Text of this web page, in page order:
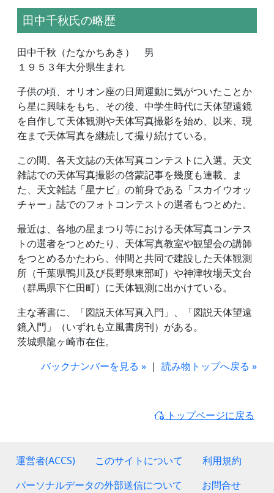
田中千秋氏の略歴
田中千秋（たなかちあき） 男
１９５３年大分県生まれ
子供の頃、オリオン座の日周運動に気がついたことか
ら星に興味をもち、その後、中学生時代に天体望遠鏡
を自作して天体観測や天体写真撮影を始め、以来、現
在まで天体写真を継続して撮り続けている。
この間、各天文誌の天体写真コンテストに入選。天文
雑誌での天体写真撮影の啓蒙記事を幾度も連載、ま
た、天文雑誌「星ナビ」の前身である「スカイウオッ
チャー」誌でのフォトコンテストの選者もつとめた。
最近は、各地の星まつり等における天体写真コンテス
トの選者をつとめたり、天体写真教室や観望会の講師
をつとめるかたわら、仲間と共同で建設した天体観測
所（千葉県鴨川及び長野県東部町）や神津牧場天文台
（群馬県下仁田町）に天体観測に出かけている。
主な著書に、「図説天体写真入門」、「図説天体望遠
鏡入門」（いずれも立風書房刊）がある。
茨城県龍ヶ崎市在住。
バックナンバーを見る » | 読み物トップへ戻る »
トップページに戻る
運営者(ACCS) このサイトについて
利用規約
パーソナルデータの外部送信について
お問合せ